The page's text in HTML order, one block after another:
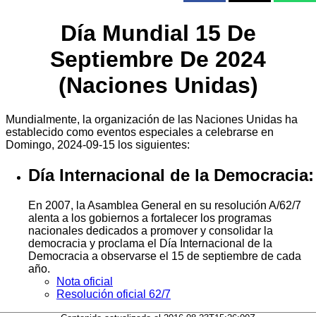
Día Mundial 15 De
Septiembre De 2024
(Naciones Unidas)
Mundialmente, la organización de las Naciones Unidas ha
establecido como eventos especiales a celebrarse en
Domingo, 2024-09-15 los siguientes:
Día Internacional de la Democracia:
En 2007, la Asamblea General en su resolución A/62/7
alenta a los gobiernos a fortalecer los programas
nacionales dedicados a promover y consolidar la
democracia y proclama el Día Internacional de la
Democracia a observarse el 15 de septiembre de cada
año.
Nota oficial
Resolución oficial 62/7